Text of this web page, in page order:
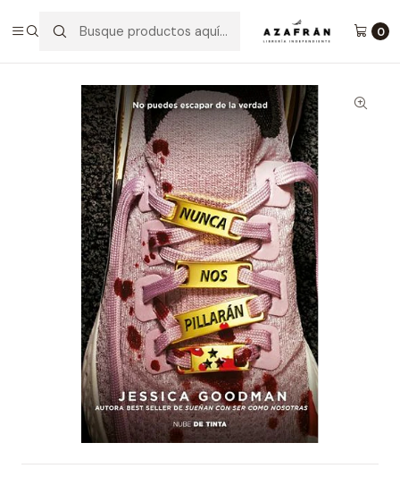
0
Policial Y Thriller
Nunca Nos Pillarán